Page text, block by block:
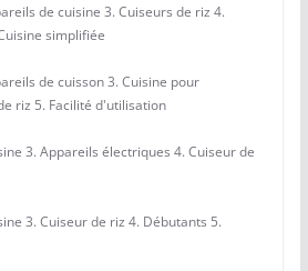
de cuisine 3. Cuiseurs de riz 4.
simplifiée
de cuisson 3. Cuisine pour
riz 5. Facilité d'utilisation
3. Appareils électriques 4. Cuiseur de
3. Cuiseur de riz 4. Débutants 5.